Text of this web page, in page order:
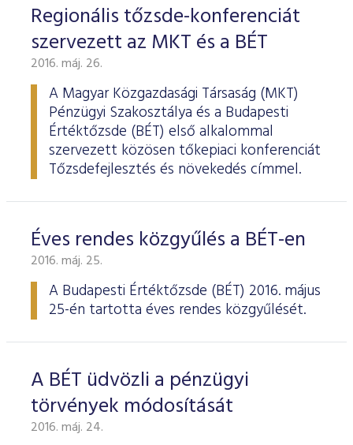
Regionális tőzsde-konferenciát
szervezett az MKT és a BÉT
2016. máj. 26.
A Magyar Közgazdasági Társaság (MKT)
Pénzügyi Szakosztálya és a Budapesti
Értéktőzsde (BÉT) első alkalommal
szervezett közösen tőkepiaci konferenciát
Tőzsdefejlesztés és növekedés címmel.
Éves rendes közgyűlés a BÉT-en
2016. máj. 25.
A Budapesti Értéktőzsde (BÉT) 2016. május
25-én tartotta éves rendes köz­gyűlését.
A BÉT üdvözli a pénzügyi
törvények módosítását
2016. máj. 24.